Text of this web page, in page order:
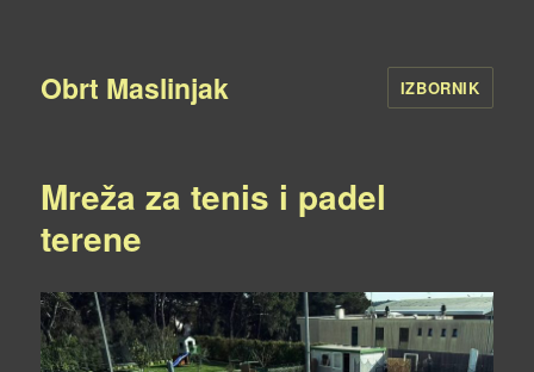
Obrt Maslinjak IZBORNIK
Mreža za tenis i padel
terene